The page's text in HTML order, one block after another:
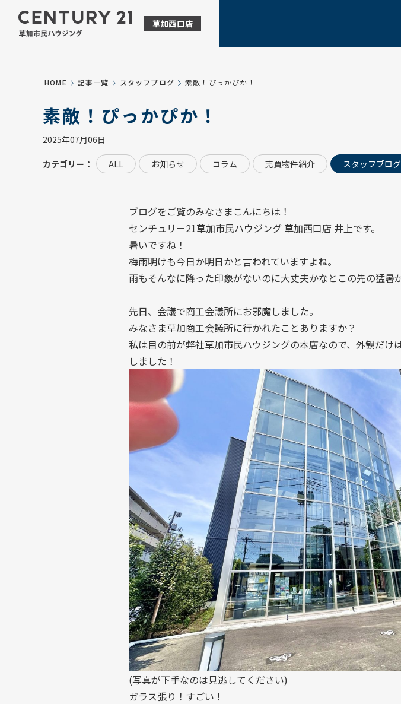
HOME 記事一覧 スタッフブログ 素敵！ぴっかぴか！
素敵！ぴっかぴか！
2025年07月06日
カテゴリー： ALL お知らせ コラム 売買物件紹介 スタッフブログ
ブログをご覧のみなさまこんにちは！
センチュリー21草加市民ハウジング 草加西口店 井上です。
暑いですね！
梅雨明けも今日か明日かと言われていますよね。
雨もそんなに降った印象がないのに大丈夫かなとこの先の猛暑
先日、会議で商工会議所にお邪魔しました。
みなさま草加商工会議所に行かれたことありますか？
私は目の前が弊社草加市民ハウジングの本店なので、外観だ
しました！
(写真が下手なのは見逃してください)
ガラス張り！すごい！